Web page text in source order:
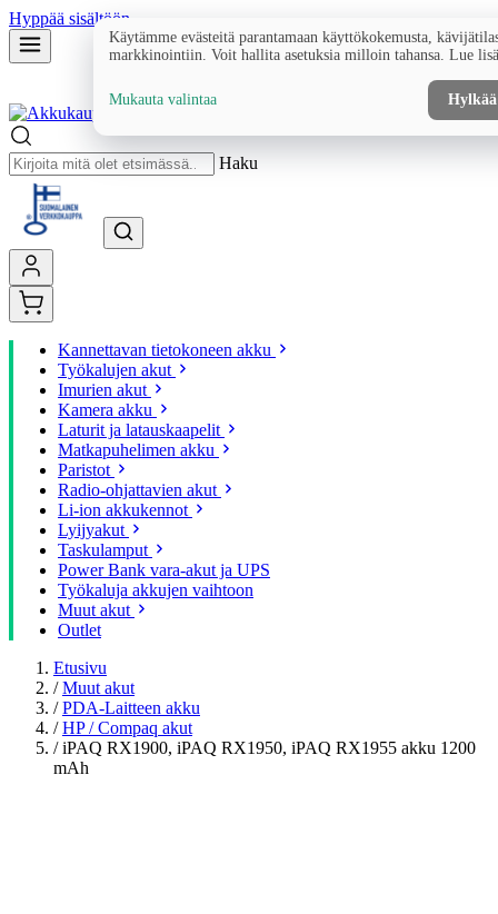
Hyppää sisältöön
Haku
Kannettavan tietokoneen akku
Työkalujen akut
Imurien akut
Kamera akku
Laturit ja latauskaapelit
Matkapuhelimen akku
Paristot
Radio-ohjattavien akut
Li-ion akkukennot
Lyijyakut
Taskulamput
Power Bank vara-akut ja UPS
Työkaluja akkujen vaihtoon
Muut akut
Outlet
Etusivu
/ Muut akut
/ PDA-Laitteen akku
/ HP / Compaq akut
/ iPAQ RX1900, iPAQ RX1950, iPAQ RX1955 akku 1200
mAh
Käytämme evästeitä parantamaan käyttökokemusta,
markkinointiin. Voit hallita asetuksia milloin tahansa. Lue
Mukauta valintaa Hylkää